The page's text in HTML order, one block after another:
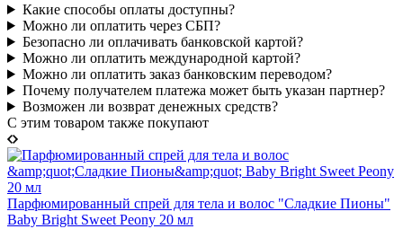
Какие способы оплаты доступны?
Можно ли оплатить через СБП?
Безопасно ли оплачивать банковской картой?
Можно ли оплатить международной картой?
Можно ли оплатить заказ банковским переводом?
Почему получателем платежа может быть указан партнер?
Возможен ли возврат денежных средств?
C этим товаром также покупают
Парфюмированный спрей для тела и волос "Сладкие Пионы"
Baby Bright Sweet Peony 20 мл